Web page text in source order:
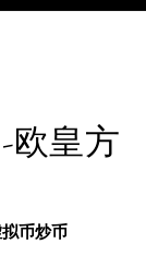
欧皇方
币炒币